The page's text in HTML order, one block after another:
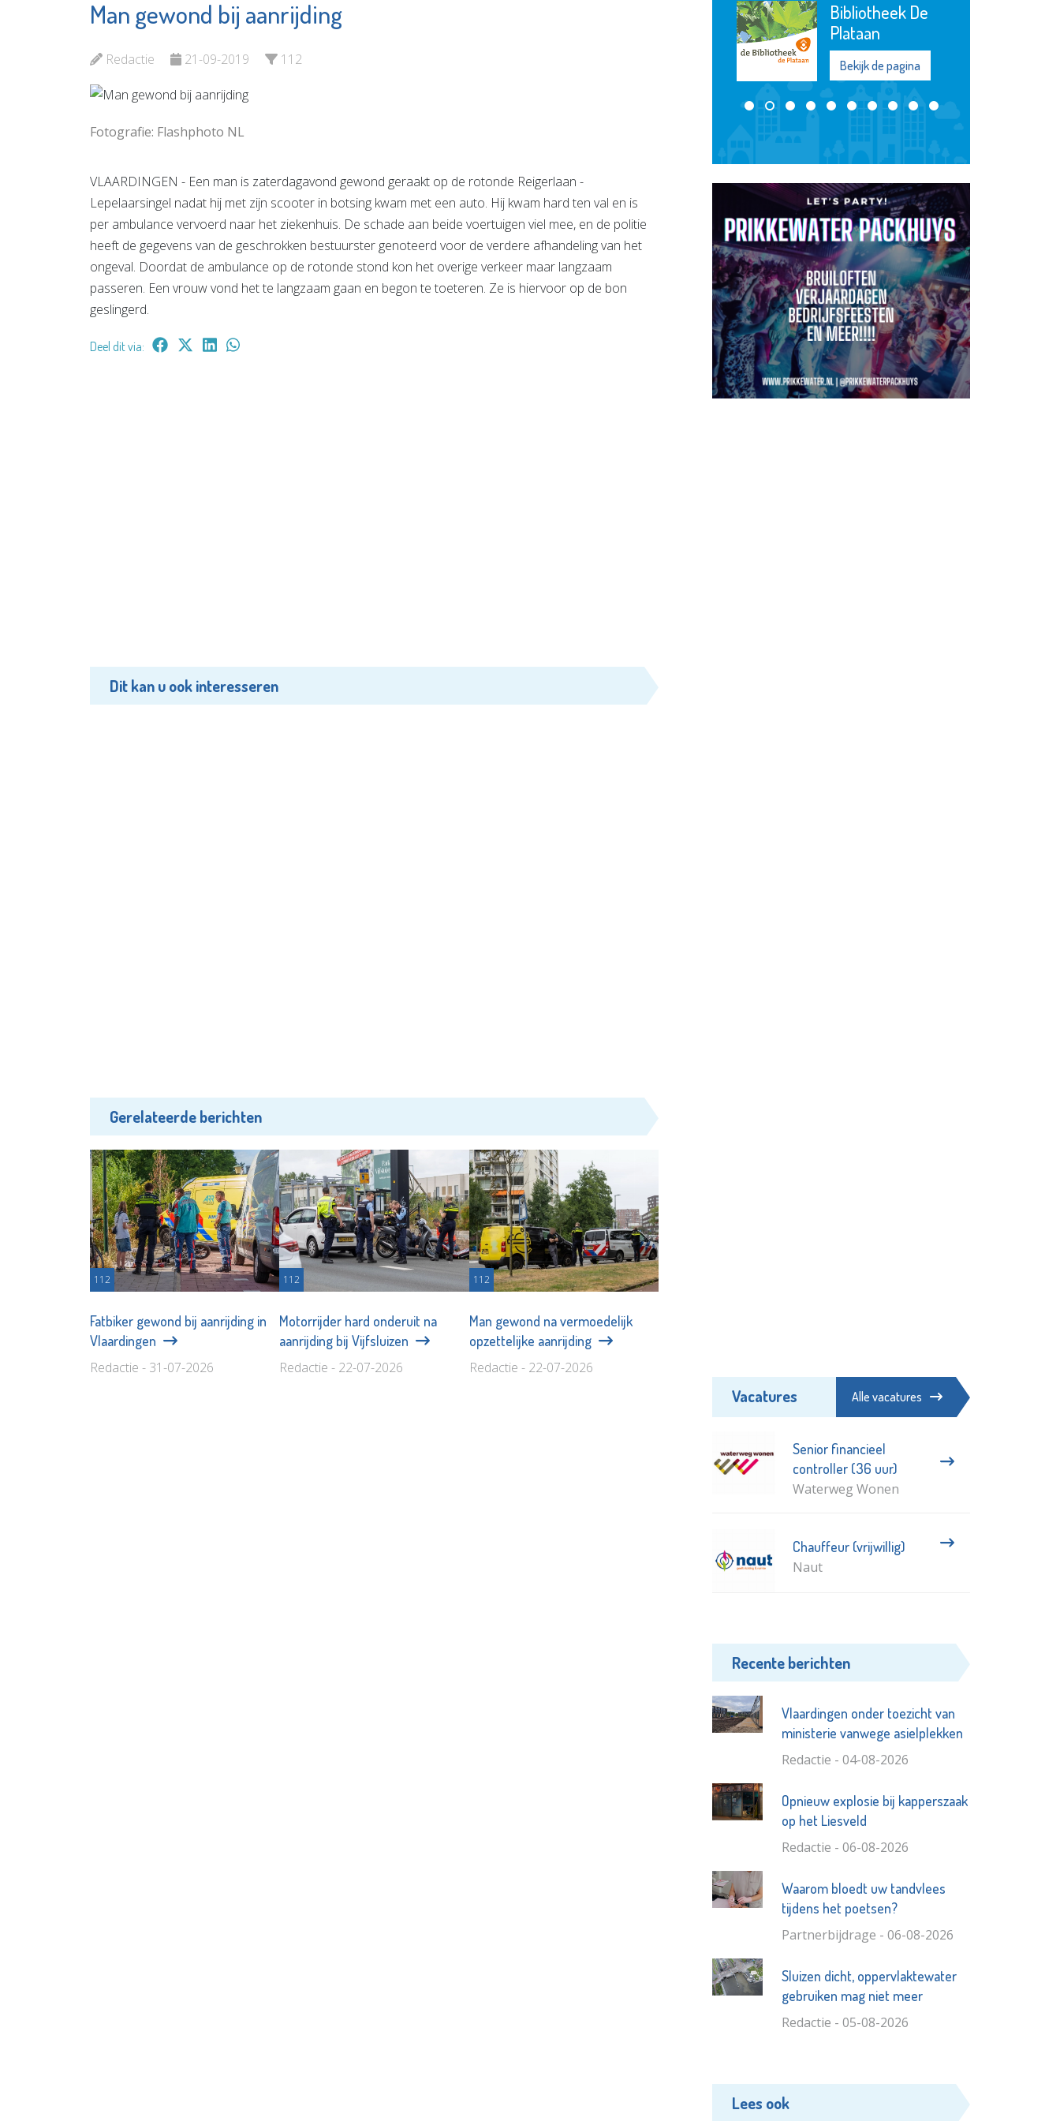
Man gewond bij aanrijding
Redactie 21-09-2019 112
Fotografie: Flashphoto NL
VLAARDINGEN - Een man is zaterdagavond gewond geraakt op de rotonde Reigerlaan -
Lepelaarsingel nadat hij met zijn scooter in botsing kwam met een auto. Hij kwam hard ten val en is
per ambulance vervoerd naar het ziekenhuis. De schade aan beide voertuigen viel mee, en de politie
heeft de gegevens van de geschrokken bestuurster genoteerd voor de verdere afhandeling van het
ongeval. Doordat de ambulance op de rotonde stond kon het overige verkeer maar langzaam
passeren. Een vrouw vond het te langzaam gaan en begon te toeteren. Ze is hiervoor op de bon
geslingerd.
Deel dit via:
Dit kan u ook interesseren
Gerelateerde berichten
112
Fatbiker gewond bij aanrijding in
Vlaardingen
Redactie - 31-07-2026
112
Motorrijder hard onderuit na
aanrijding bij Vijfsluizen
Redactie - 22-07-2026
112
Man gewond na vermoedelijk
opzettelijke aanrijding
Redactie - 22-07-2026
Bekijk de pagina
Van Kortenhof
Vlaardingen
Bibliotheek De
Plataan
Bekijk de pagina
Vacatures Alle vacatures
Senior financieel
controller (36 uur)
Waterweg Wonen
Chauffeur (vrijwillig)
Naut
Recente berichten
Vlaardingen onder toezicht van
ministerie vanwege asielplekken
Redactie - 04-08-2026
Opnieuw explosie bij kapperszaak
op het Liesveld
Redactie - 06-08-2026
Waarom bloedt uw tandvlees
tijdens het poetsen?
Partnerbijdrage - 06-08-2026
Sluizen dicht, oppervlaktewater
gebruiken mag niet meer
Redactie - 05-08-2026
Lees ook